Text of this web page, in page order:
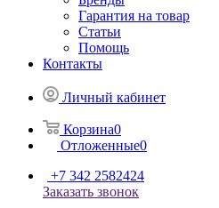
Гарантия на товар
Статьи
Помощь
Контакты
Личный кабинет
Корзина0
Отложенные0
+7 342 2582424
Заказать звонок